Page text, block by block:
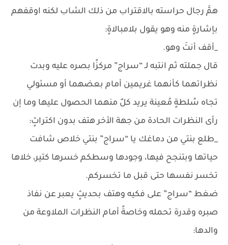
همَّ رجال حراسته بالاقتراب من ذلك الشاب لكنه اوقفهم
بإشارةٍ منه وهو يقول بلامبالاةٍ:
_أقف أنتَ وهو.
قال جملته ثم انتبه لـ “سراج” مركزًا بصره عليه وبدت
نظراتهما كأنهما غريمين أمام بعضهما أو مسئولي
تجاه سُلطةٍ مُعينة يريد كلٌ منهما الحصول عليها وما إن
رأى النظرات الحادة من جهة الأخر هتف بدون اكتراثٍ:
_طلع بنتي من دماغك يا “سراج” بنتي خلاص شافت
حياتها وبتنجح فيها، وجودها وسطكم خسرها كتير، خلاها
تخسر نفسها حتى قبل ما تخسركم.
ضغط “سراج” على فكيه وهتف بحديثٍ يعبر عن نفاذ
صبره وقدرة تحمله وخاصةً أمام النظرات الملاوعة من
والدها: